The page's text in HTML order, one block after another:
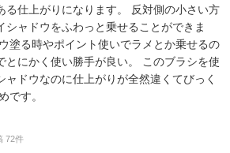
る仕上がりになります。 反対側の小さい方
シャドウをふわっと乗せることができま
塗る時やポイント使いでラメとか乗せるの
とにかく使い勝手が良い。 このブラシを使
ャドウなのに仕上がりが全然違くてびっく
です。
72件